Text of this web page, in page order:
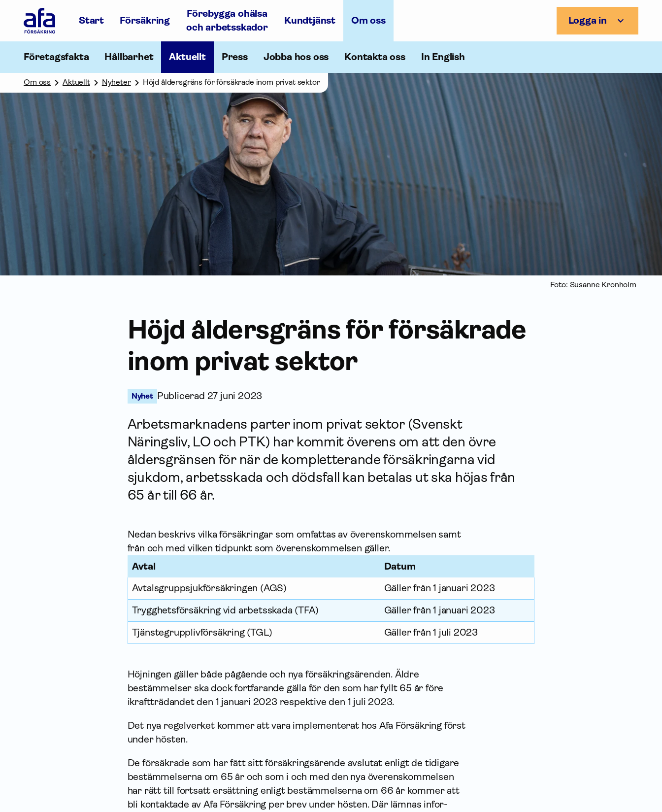
Försäkring
Gå
startsidan
Start Försäkring
Förebygga ohälsa
och arbetsskador
Kundtjänst Om oss Logga in
Företagsfakta Hållbarhet Aktuellt Press Jobba hos oss Kontakta oss In English
Om oss Aktuellt Nyheter Höjd åldersgräns för försäkrade inom privat sektor
Foto: Susanne Kronholm
Höjd åldersgräns för försäkrade
inom privat sektor
Nyhet Publicerad 27 juni 2023
Arbets­marknadens parter inom privat sektor (Svenskt
Näringsliv, LO och PTK) har kommit överens om att den övre
åldersgränsen för när de kompletterande försäk­ringarna vid
sjukdom, arbetsskada och dödsfall kan betalas ut ska höjas från
65 år till 66 år.
Nedan beskrivs vilka försäk­ringar som omfattas av överens­kommelsen samt
från och med vilken tidpunkt som överens­kommelsen gäller.
Avtal
Datum
Avtals­grupp­sjukförsäkringen (AGS)
Gäller från 1 januari 2023
Trygghets­försäkring vid arbetsskada (TFA)
Gäller från 1 januari 2023
Tjänste­grupp­liv­försäkring (TGL)
Gäller från 1 juli 2023
Höjningen gäller både pågående och nya försäk­rings­ärenden. Äldre
bestämmelser ska dock fortfarande gälla för den som har fyllt 65 år före
ikraftträdandet den 1 januari 2023 respektive den 1 juli 2023.
Det nya regelverket kommer att vara implementerat hos Afa För­säkring först
under hösten.
De försäkrade som har fått sitt försäkringsärende avslutat enligt de tidigare
bestämmelserna om 65 år och som i och med den nya överens­kommelsen
har rätt till fortsatt ersättning enligt bestämmelserna om 66 år kommer att
bli kontaktade av Afa För­säkring per brev under hösten. Där lämnas infor­